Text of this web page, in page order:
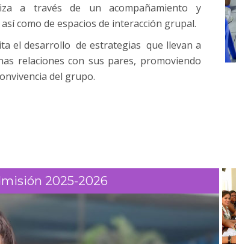
a través de un acompañamiento y
como de espacios de interacción grupal.
el desarrollo de estrategias que llevan a
relaciones con sus pares, promoviendo
del grupo.
2025-2026